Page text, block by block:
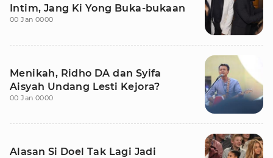
Intim, Jang Ki Yong Buka-bukaan
00 Jan 0000
Menikah, Ridho DA dan Syifa
Aisyah Undang Lesti Kejora?
00 Jan 0000
Alasan Si Doel Tak Lagi Jadi